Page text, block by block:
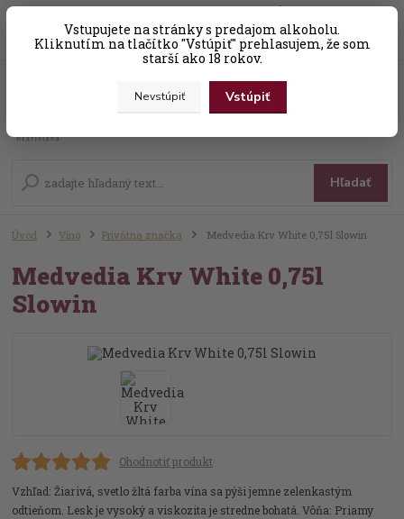
Vstupujete na stránky s predajom alkoholu.
Kliknutím na tlačítko "Vstúpiť" prehlasujem, že som
starší ako 18 rokov.
Nevstúpiť Vstúpiť
Hľadať
+421 (0) 31 56 25 377-8 za0,00 EUR
Úvod Víno Privátna značka Medvedia Krv White 0,75l Slowin
Medvedia Krv White 0,75l
Slowin
Ohodnotiť produkt
Vzhľad: Žiarivá, svetlo žltá farba vína sa pýši jemne zelenkastým
odtieňom. Lesk je vysoký a viskozita je stredne bohatá. Vôňa: Priamy